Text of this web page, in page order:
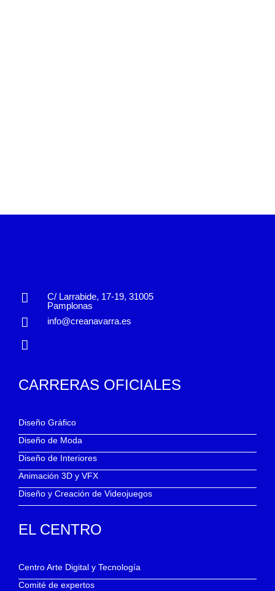
C/ Larrabide, 17-19, 31005
Pamplonas
info@creanavarra.es
CARRERAS OFICIALES
Diseño Gráfico
Diseño de Moda
Diseño de Interiores
Animación 3D y VFX
Diseño y Creación de Videojuegos
EL CENTRO
Centro Arte Digital y Tecnología
Comité de expertos